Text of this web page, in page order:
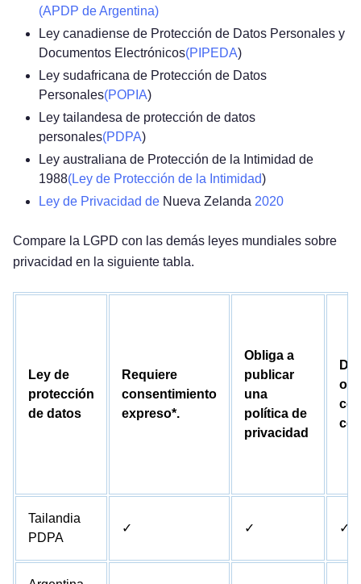
(APDP de Argentina)
Ley canadiense de Protección de Datos Personales y
Documentos Electrónicos(PIPEDA)
Ley sudafricana de Protección de Datos
Personales(POPIA)
Ley tailandesa de protección de datos
personales(PDPA)
Ley australiana de Protección de la Intimidad de
1988(Ley de Protección de la Intimidad)
Ley de Privacidad de Nueva Zelanda 2020
Compare la LGPD con las demás leyes mundiales sobre
privacidad en la siguiente tabla.
Ley de
protección
de datos
Requiere
consentimiento
expreso*.
Obliga a
publicar
una
política de
privacidad
Tailandia
PDPA
✓ ✓ ✓